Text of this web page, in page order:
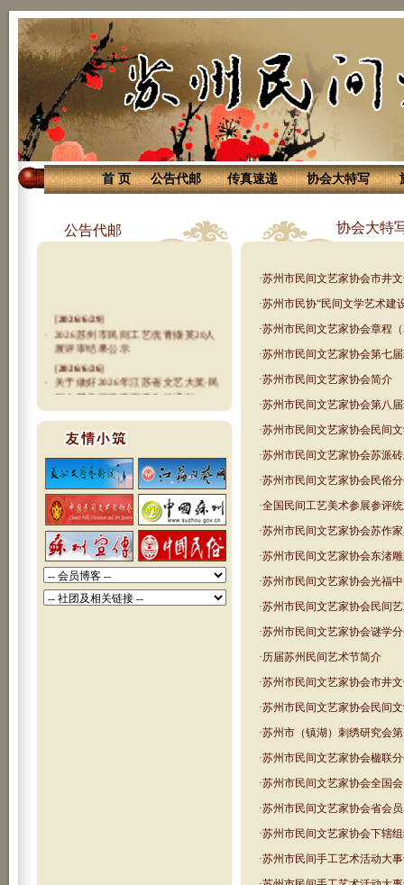
首 页 公告代邮 传真速递 协会大特写
公告代邮
[2026/6/29]
2026苏州市民间工艺优青撷英20人
展评审结果公示
[2026/6/26]
·
关于做好2026年江苏省文艺大奖·民
间文艺类评奖申报工作的通知
[2026/6/2]
2026苏州市民间工艺优青撷英20人
特展征稿通知
[2026/5/27]
苏州市民间文艺家协会关于新入会
人员名单的公示
[2025/4/7]
· 苏州市民间文艺家协会关于新入会
人员名单的公示
[2024/11/13]
· 苏州市民间文艺家协会公示
[2024/10/24]
· 2024苏州市民间工艺精品展（“文艺
协会大特
·苏州市民间文艺家协会市井
·苏州市民协“民间文学艺术建
·苏州市民间文艺家协会章程
·苏州市民间文艺家协会第七
·苏州市民间文艺家协会简介
·苏州市民间文艺家协会第八
·苏州市民间文艺家协会民间
·苏州市民间文艺家协会苏派
·苏州市民间文艺家协会民俗
·全国民间工艺美术参展参评
·苏州市民间文艺家协会苏作
·苏州市民间文艺家协会东渚
·苏州市民间文艺家协会光福
·苏州市民间文艺家协会民间
·苏州市民间文艺家协会谜学
·历届苏州民间艺术节简介
·苏州市民间文艺家协会市井
·苏州市民间文艺家协会民间
·苏州市（镇湖）刺绣研究会
·苏州市民间文艺家协会楹联
·苏州市民间文艺家协会全国
·苏州市民间文艺家协会省会
·苏州市民间文艺家协会下辖
·苏州市民间手工艺术活动大